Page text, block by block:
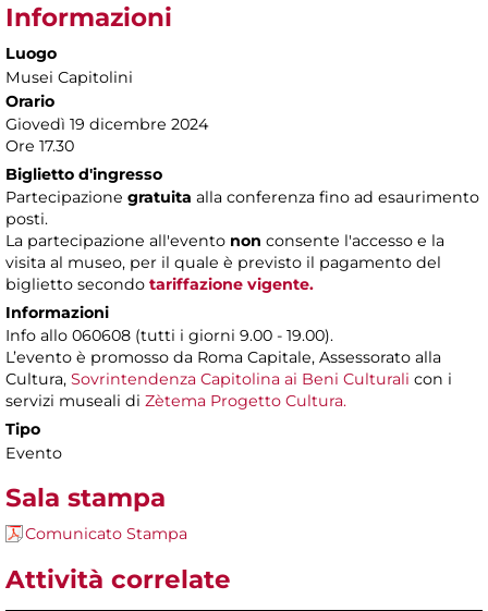
Informazioni
Luogo
Musei Capitolini
Orario
Giovedì 19 dicembre 2024
Ore 17.30
Biglietto d'ingresso
Partecipazione gratuita alla conferenza fino ad esaurimento
posti.
La partecipazione all'evento non consente l'accesso e la
visita al museo, per il quale è previsto il pagamento del
biglietto secondo tariffazione vigente.
Informazioni
Info allo 060608 (tutti i giorni 9.00 - 19.00).
L’evento è promosso da Roma Capitale, Assessorato alla
Cultura, Sovrintendenza Capitolina ai Beni Culturali con i
servizi museali di Zètema Progetto Cultura.
Tipo
Evento
Sala stampa
Comunicato Stampa
Attività correlate